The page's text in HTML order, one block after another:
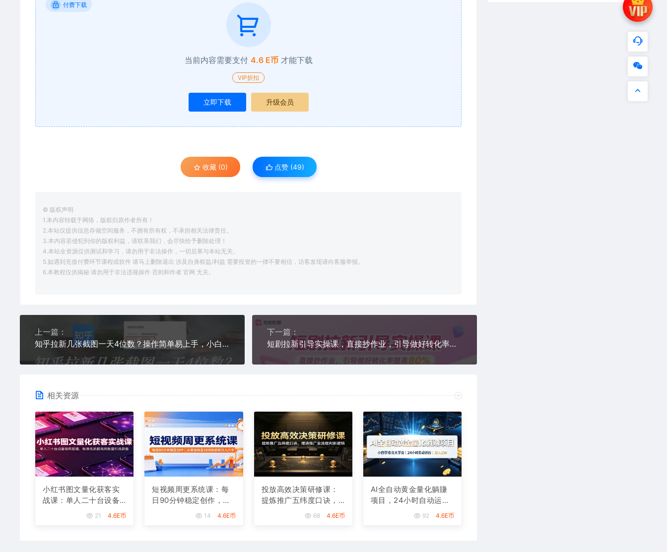
付费下载
当前内容需要支付 4.6 E币 才能下载
VIP折扣
立即下载 升级会员
收藏 (0) 点赞 (49)
© 版权声明
1.本内容转载于网络，版权归原作者所有！
2.本站仅提供信息存储空间服务，不拥有所有权，不承担相关法律责任。
3.本内容若侵犯到你的版权利益，请联系我们，会尽快给予删除处理！
4.本站全资源仅供测试和学习，请勿用于非法操作，一切后果与本站无关。
5.如遇到充值付费环节课程或软件 请马上删除退出 涉及自身权益/利益 需要投资的一律不要相信，访客发现请向客服举报。
6.本教程仅供揭秘 请勿用于非法违规操作 否则和作者 官网 无关。
上一篇：
知乎拉新几张截图一天4位数？操作简单易上手，小白最佳变现玩法，附保姆级玩法教程
下一篇：
短剧拉新引导实操课，直接抄作业，引导做好转化率提高80%
相关资源
小红书图文量化获客实
战课：单人二十台设备
矩阵搭建，标准化流程
21 4.6E币
短视频周更系统课：每
日90分钟稳定创作，从
零涨粉至18000实现月
14 4.6E币
投放高效决策研修课：
提炼推广五纬度口诀，
理清推广全流程判断逻
68 4.6E币
AI全自动黄金量化躺賺
项目，24小时自动运
行，月入2W！ 92 4.6E币